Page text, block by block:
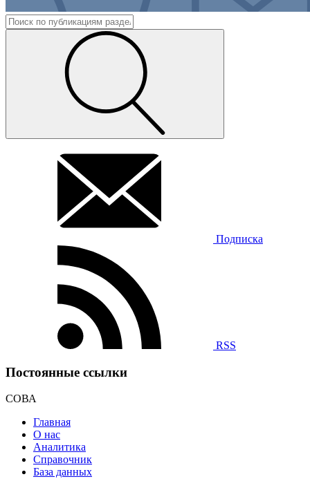
Подписка
RSS
Постоянные ссылки
СОВА
Главная
О нас
Аналитика
Справочник
База данных